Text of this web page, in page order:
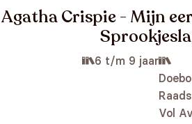
Agatha Crispie - Mijn
6 t/m 9 jaar
Vol